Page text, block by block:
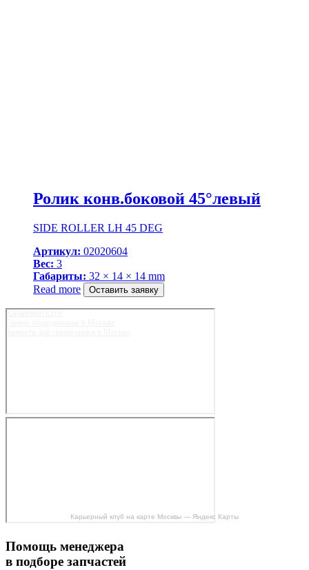
Ролик конв.боковой 45°левый
SIDE ROLLER LH 45 DEG
Артикул: 02020604
Вес: 3
Габариты: 32 × 14 × 14 mm
Read more
Оставить заявку
Карьерный клуб на карте Москвы — Яндекс Карты
Помощь менеджера
в подборе запчастей